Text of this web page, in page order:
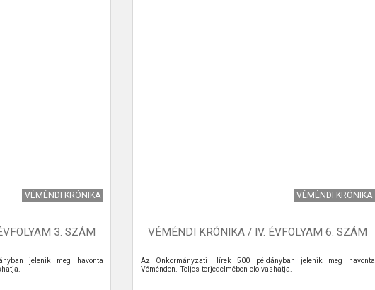
VÉMÉNDI KRÓNIKA
3. SZÁM
jelenik meg havonta
VÉMÉNDI KRÓNIKA
VÉMÉNDI KRÓNIKA / IV. ÉVFOLYAM 6. SZÁM
Az Önkormányzati Hírek 500 példányban jelenik meg havonta
Véménden. Teljes terjedelmében elolvashatja.